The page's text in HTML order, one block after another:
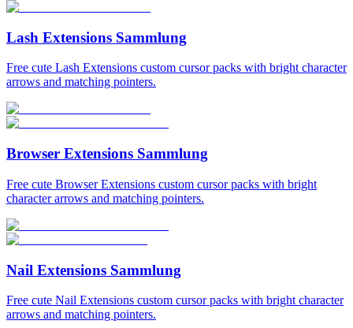
Lash Extensions Sammlung
Free cute Lash Extensions custom cursor packs with bright character
arrows and matching pointers.
Browser Extensions Sammlung
Free cute Browser Extensions custom cursor packs with bright
character arrows and matching pointers.
Nail Extensions Sammlung
Free cute Nail Extensions custom cursor packs with bright character
arrows and matching pointers.